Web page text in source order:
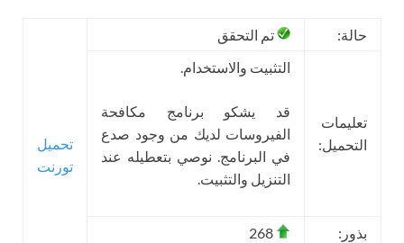
حالة: تم التحقق
تحميل
تورنت
تعليمات
التحميل:
التثبيت والاستخدام.
قد يشكو برنامج مكافحة
الفيروسات لديك من وجود صدع
في البرنامج. نوصي بتعطيله عند
التنزيل والتثبيت.
بذور: